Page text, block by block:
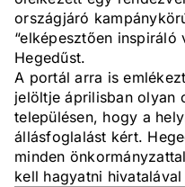
országjáró
“elképesztően inspiráló
Hegedűst.
A portál arra is
jelöltje áprilisban olyan
településen, hogy a
állásfoglalást kért.
minden
kell hagyatni